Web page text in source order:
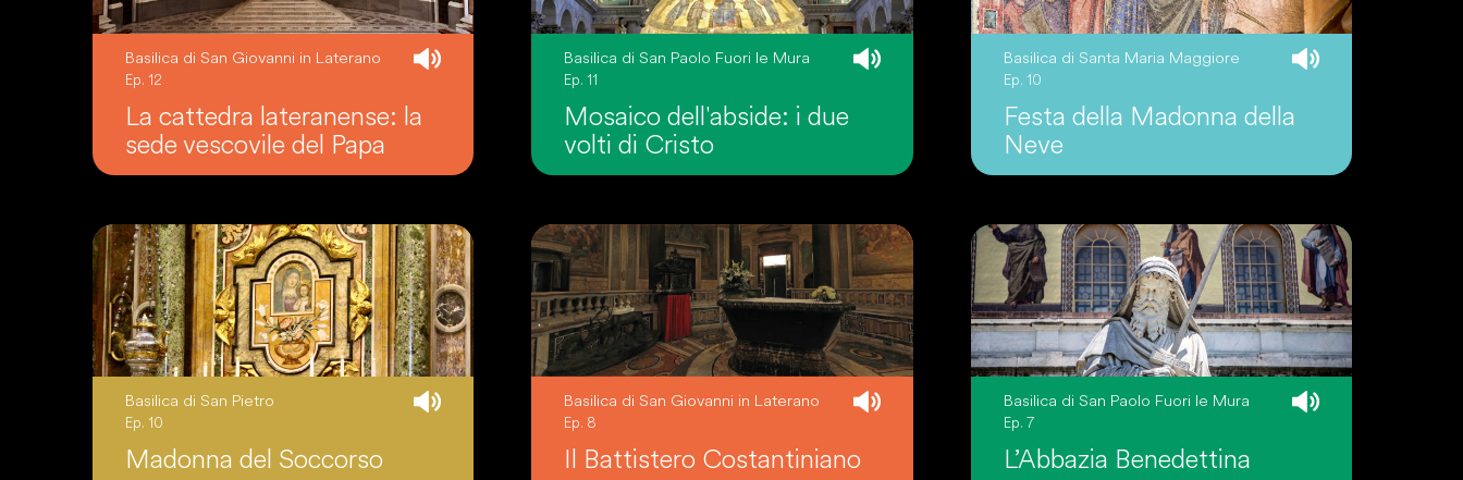
Basilica di San Giovanni in Laterano
Ep. 12
La cattedra lateranense: la
sede vescovile del Papa
Basilica di San Paolo Fuori le Mura
Ep. 11
Mosaico dell'abside: i due
volti di Cristo
Basilica di Santa Maria Maggiore
Ep. 10
Festa della Madonna della
Neve
Basilica di San Pietro
Ep. 10
Madonna del Soccorso
Basilica di San Giovanni in Laterano
Ep. 8
Il Battistero Costantiniano
Basilica di San Paolo Fuori le Mura
Ep. 7
L’Abbazia Benedettina